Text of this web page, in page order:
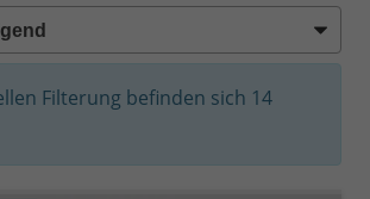
Filterung befinden sich 14